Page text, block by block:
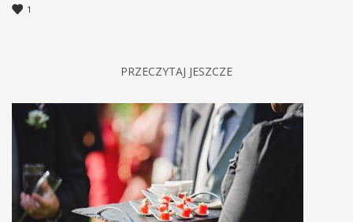
1
PRZECZYTAJ JESZCZE